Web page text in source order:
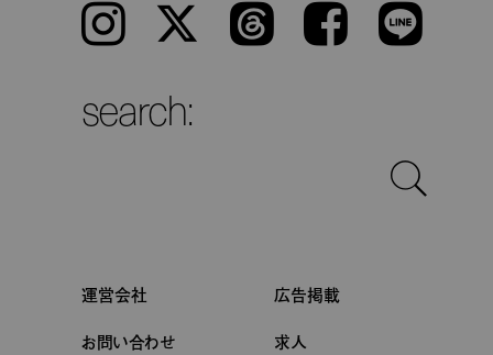
Instagram 𝕏 Threads Facebook LINE
search:
運営会社
広告掲載
お問い合わせ
求人